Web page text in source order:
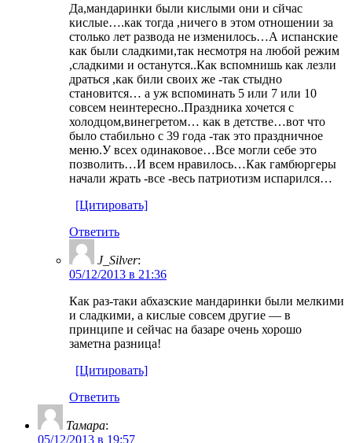
Да,мандаринки были кислыми они и сйчас
кислые….как тогда ,ничего в этом отношении за
столько лет развода не изменилось…А испанские
как были сладкими,так несмотря на любой режим
,сладкими и останутся..Как вспомнишь как лезли
драться ,как били своих же -так стыдно
становится… а уж вспоминать 5 или 7 или 10
совсем неинтересно..Праздника хочется с
холодцом,винегретом… как в детстве…вот что
было стабильно с 39 года -так это праздничное
меню.У всех одинаковое…Все могли себе это
позволить…И всем нравилось…Как гамбюргеры
начали жрать -все -весь патриотизм испарился…
[Цитировать]
Ответить
J_Silver:
05/12/2013 в 21:36
Как раз-таки абхазские мандаринки были мелкими
и сладкими, а кислые совсем другие — в
принципе и сейчас на базаре очень хорошо
заметна разница!
[Цитировать]
Ответить
Тамара:
05/12/2013 в 19:57